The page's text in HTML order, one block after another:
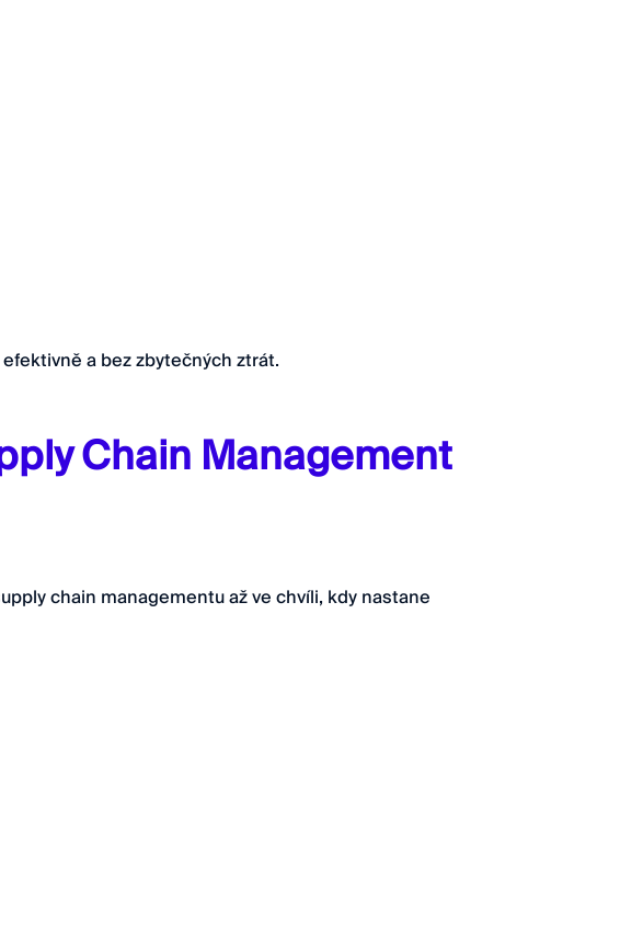
a bez zbytečných ztrát.
Chain Management
chain managementu až ve chvíli, kdy nastane